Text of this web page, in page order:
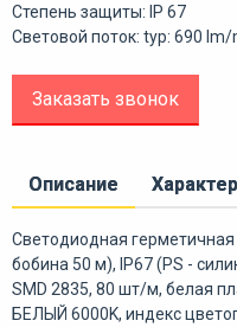
Степень защиты: IP 67
Световой поток: typ: 690
Заказать звонок
Описание
Светодиодная
бобина 50 м), IP67 (PS -
SMD 2835, 80 шт/м, белая
БЕЛЫЙ 6000K, индекс